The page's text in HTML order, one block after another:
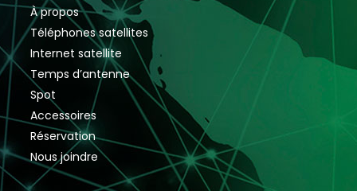
À propos
Téléphones satellites
Internet satellite
Temps d’antenne
Spot
Accessoires
Réservation
Nous joindre